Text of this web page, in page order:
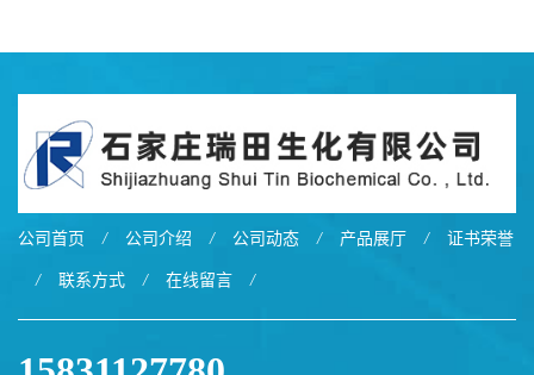
公司首页 / 公司介绍 / 公司动态 / 产品展厅 / 证书荣誉
/ 联系方式 / 在线留言 /